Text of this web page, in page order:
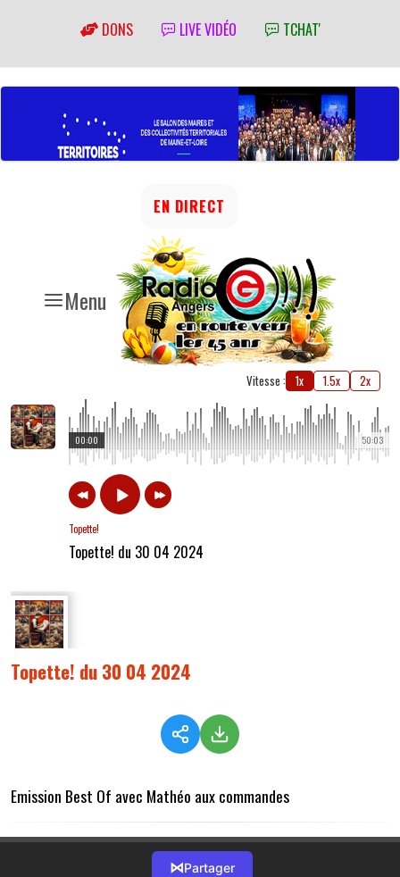
DONS LIVE VIDÉO TCHAT'
Menu
EN DIRECT
Vitesse : 1x 1.5x 2x
50:03
00:00
Topette!
Topette! du 30 04 2024
Topette! du 30 04 2024
Emission Best Of avec Mathéo aux commandes
⋈Partager